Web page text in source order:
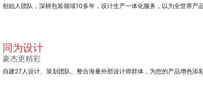
创始人团队，深耕包装领域10多年，设计生产一体化服务，以为全世界产
同为设计
豪杰更精彩
自建27人设计、策划团队、整合海量外部设计师群体，为您的产品增色添